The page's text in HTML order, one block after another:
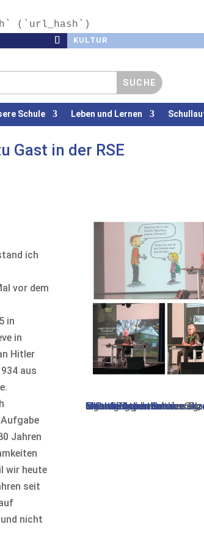
(`url_hash`)
KULTUR
Schule Leben und Lernen
Gast in der RSE
ich
vor dem
in
in
Hitler
aus
Jahren
wir heute
seit
nicht
Sie sehen gerade einen
. Um auf den eigentlichen Inhalt zuzugreifen, klicken Sie auf die Schaltfläche unten. Bitte beachten Sie, dass dabei Daten an Drittanbieter weitergegeben werden.
Mehr Informationen
Inhalt entsperren
Erforderlichen Service